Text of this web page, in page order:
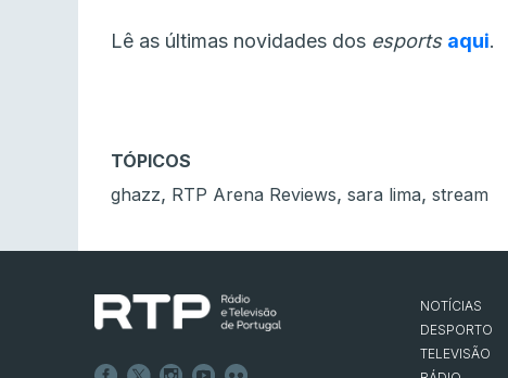
Lê as últimas novidades dos esports aqui.
TÓPICOS
ghazz, RTP Arena Reviews, sara lima, stream
NOTÍCIAS
DESPORTO
TELEVISÃO